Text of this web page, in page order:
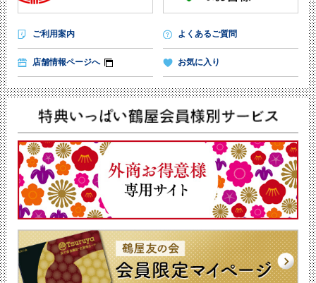
ご利用案内 よくあるご質問
店舗情報ページへ お気に入り